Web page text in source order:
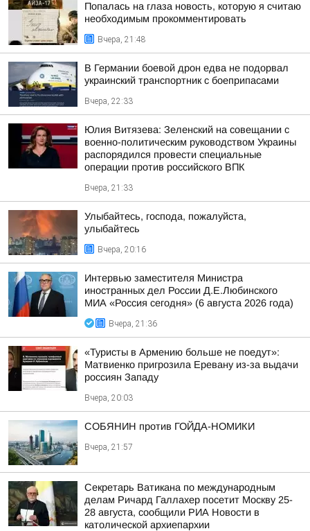
Попалась на глаза новость, которую я считаю
необходимым прокомментировать
Вчера, 21:48
В Германии боевой дрон едва не подорвал
украинский транспортник с боеприпасами
Вчера, 22:33
Юлия Витязева: Зеленский на совещании с
военно-политическим руководством Украины
распорядился провести специальные
операции против российского ВПК
Вчера, 21:33
Улыбайтесь, господа, пожалуйста,
улыбайтесь
Вчера, 20:16
Интервью заместителя Министра
иностранных дел России Д.Е.Любинского
МИА «Россия сегодня» (6 августа 2026 года)
Вчера, 21:36
«Туристы в Армению больше не поедут»:
Матвиенко пригрозила Еревану из-за выдачи
россиян Западу
Вчера, 20:03
СОБЯНИН против ГОЙДА-НОМИКИ
Вчера, 21:57
Секретарь Ватикана по международным
делам Ричард Галлахер посетит Москву 25-
28 августа, сообщили РИА Новости в
католической архиепархии